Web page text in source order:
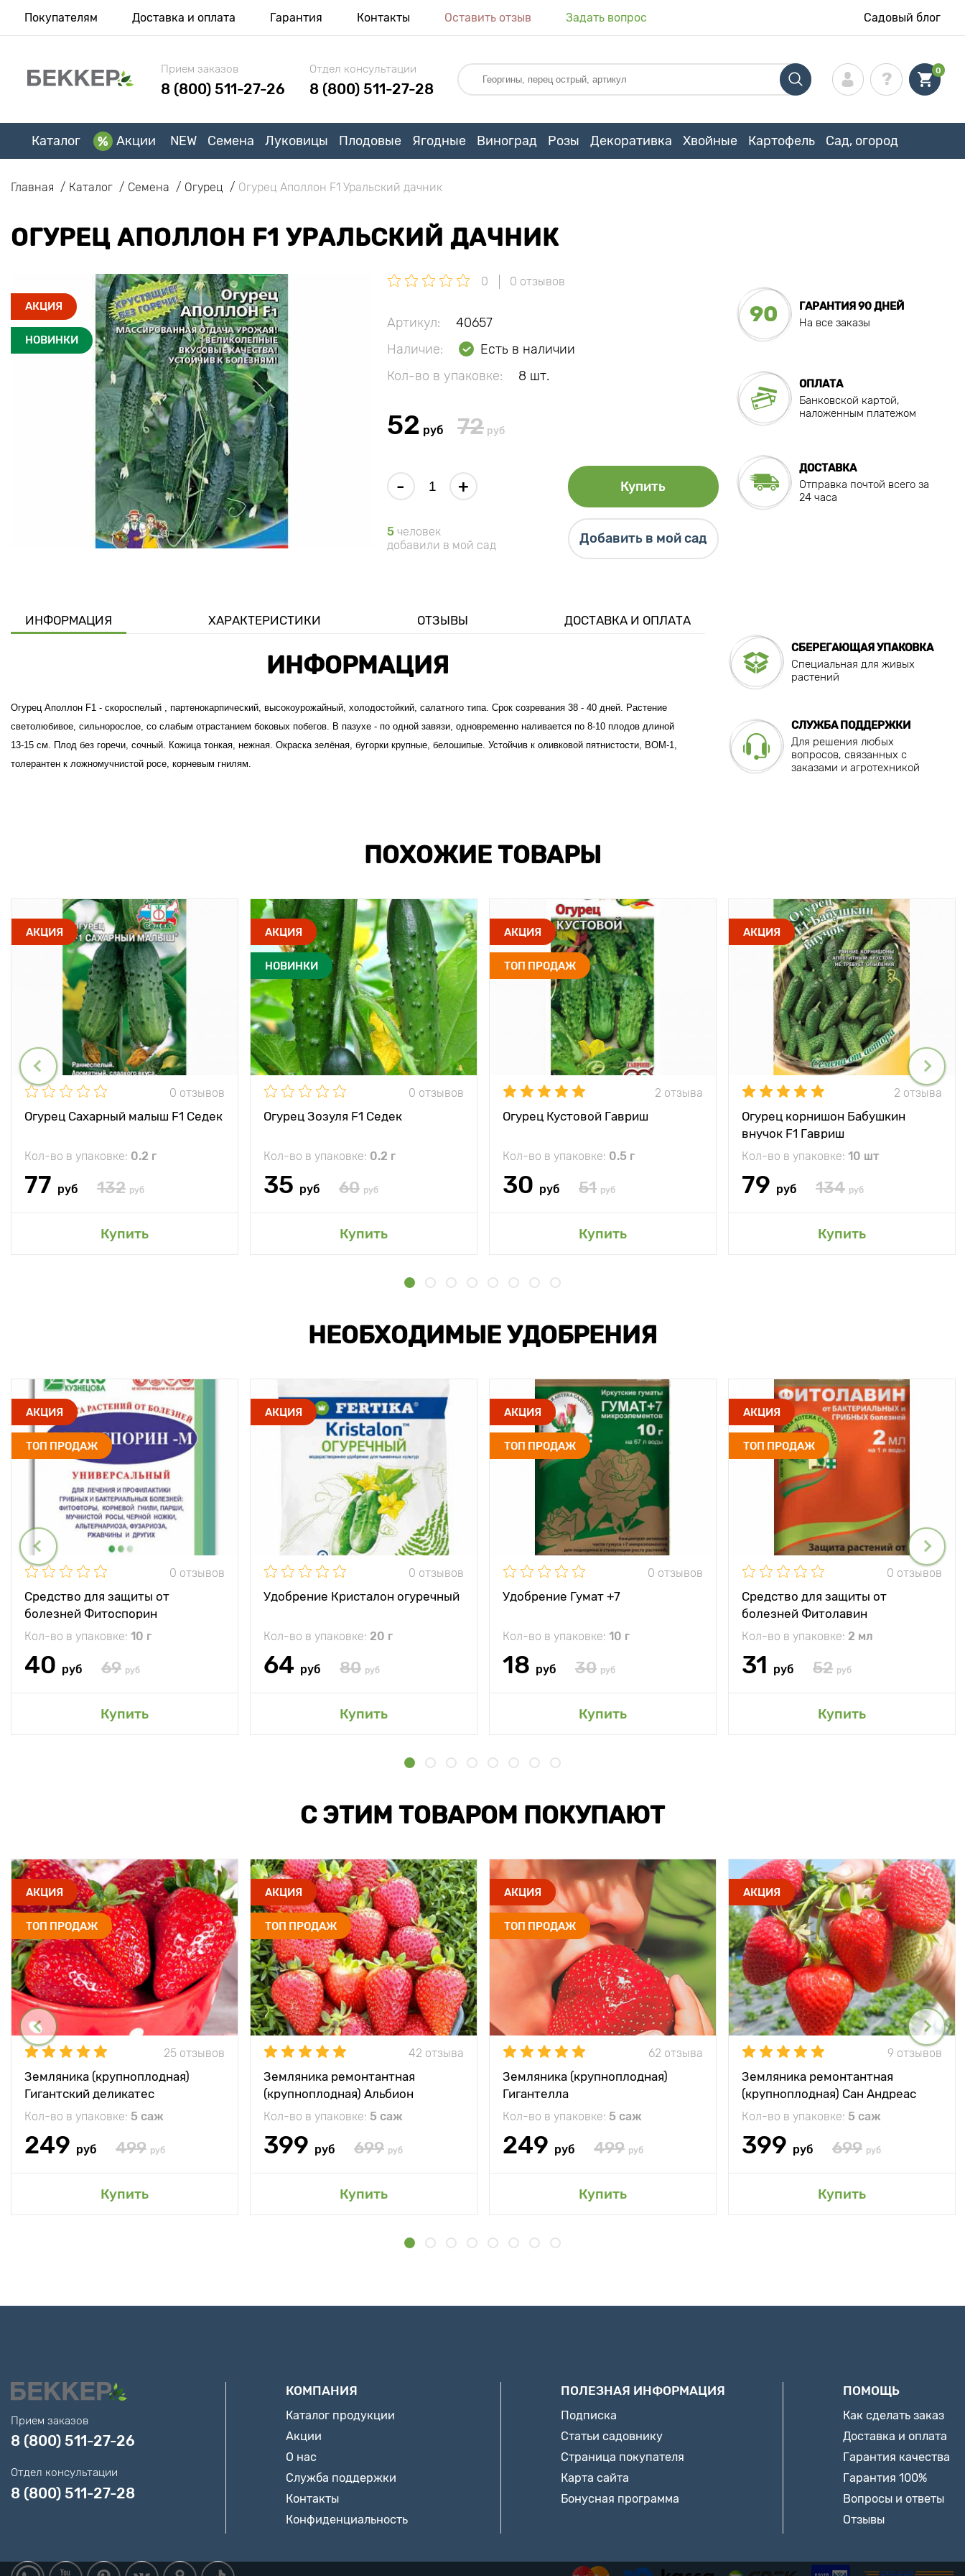
Покупателям Доставка и оплата Гарантия Контакты Оставить отзыв Задать вопрос Садовый блог
Прием заказов
8 (800) 511-27-26
Отдел консультации
8 (800) 511-27-28
0
Каталог Акции NEW Семена Луковицы Плодовые Ягодные Виноград Розы Декоративка Хвойные Картофель Сад, огород
Главная Каталог Семена Огурец Огурец Аполлон F1 Уральский дачник
ОГУРЕЦ АПОЛЛОН F1 УРАЛЬСКИЙ ДАЧНИК
АКЦИЯ
НОВИНКИ
0 0 отзывов
Артикул:
40657
Наличие:
Есть в наличии
Кол-во в упаковке:
8 шт.
52 руб 72 руб
- + Купить
5 человек
добавили в мой сад
Добавить в мой сад
90
ГАРАНТИЯ 90 ДНЕЙ
На все заказы
ОПЛАТА
Банковской картой,
наложенным платежом
ДОСТАВКА
Отправка почтой всего за
24 часа
ИНФОРМАЦИЯ ХАРАКТЕРИСТИКИ ОТЗЫВЫ ДОСТАВКА И ОПЛАТА
ИНФОРМАЦИЯ
Огурец Аполлон F1 - скороспелый , партенокарпический, высокоурожайный, холодостойкий, салатного типа. Срок созревания 38 - 40 дней. Растение
светолюбивое, сильнорослое, со слабым отрастанием боковых побегов. В пазухе - по одной завязи, одновременно наливается по 8-10 плодов длиной
13-15 см. Плод без горечи, сочный. Кожица тонкая, нежная. Окраска зелёная, бугорки крупные, белошипые. Устойчив к оливковой пятнистости, ВОМ-1,
толерантен к ложномучнистой росе, корневым гнилям.
СБЕРЕГАЮЩАЯ УПАКОВКА
Специальная для живых
растений
СЛУЖБА ПОДДЕРЖКИ
Для решения любых
вопросов, связанных с
заказами и агротехникой
ПОХОЖИЕ ТОВАРЫ
АКЦИЯ
0 отзывов
Огурец Сахарный малыш F1 Седек
Кол-во в упаковке: 0.2 г
77 руб 132 руб
Купить
АКЦИЯ
НОВИНКИ
0 отзывов
Огурец Зозуля F1 Седек
Кол-во в упаковке: 0.2 г
35 руб 60 руб
Купить
АКЦИЯ
ТОП ПРОДАЖ
2 отзыва
Огурец Кустовой Гавриш
Кол-во в упаковке: 0.5 г
30 руб 51 руб
Купить
АКЦИЯ
2 отзыва
Огурец корнишон Бабушкин
внучок F1 Гавриш
Кол-во в упаковке: 10 шт
79 руб 134 руб
Купить
НЕОБХОДИМЫЕ УДОБРЕНИЯ
АКЦИЯ
ТОП ПРОДАЖ
0 отзывов
Средство для защиты от
болезней Фитоспорин
Кол-во в упаковке: 10 г
40 руб 69 руб
Купить
АКЦИЯ
0 отзывов
Удобрение Кристалон огуречный
Кол-во в упаковке: 20 г
64 руб 80 руб
Купить
АКЦИЯ
ТОП ПРОДАЖ
0 отзывов
Удобрение Гумат +7
Кол-во в упаковке: 10 г
18 руб 30 руб
Купить
АКЦИЯ
ТОП ПРОДАЖ
0 отзывов
Средство для защиты от
болезней Фитолавин
Кол-во в упаковке: 2 мл
31 руб 52 руб
Купить
С ЭТИМ ТОВАРОМ ПОКУПАЮТ
АКЦИЯ
ТОП ПРОДАЖ
25 отзывов
Земляника (крупноплодная)
Гигантский деликатес
Кол-во в упаковке: 5 саж
249 руб 499 руб
Купить
АКЦИЯ
ТОП ПРОДАЖ
42 отзыва
Земляника ремонтантная
(крупноплодная) Альбион
Кол-во в упаковке: 5 саж
399 руб 699 руб
Купить
АКЦИЯ
ТОП ПРОДАЖ
62 отзыва
Земляника (крупноплодная)
Гигантелла
Кол-во в упаковке: 5 саж
249 руб 499 руб
Купить
АКЦИЯ
9 отзывов
Земляника ремонтантная
(крупноплодная) Сан Андреас
Кол-во в упаковке: 5 саж
399 руб 699 руб
Купить
Прием заказов
8 (800) 511-27-26
Отдел консультации
8 (800) 511-27-28
КОМПАНИЯ
Каталог продукции
Акции
О нас
Служба поддержки
Контакты
Конфиденциальность
ПОЛЕЗНАЯ ИНФОРМАЦИЯ
Подписка
Статьи садовнику
Страница покупателя
Карта сайта
Бонусная программа
ПОМОЩЬ
Как сделать заказ
Доставка и оплата
Гарантия качества
Гарантия 100%
Вопросы и ответы
Отзывы